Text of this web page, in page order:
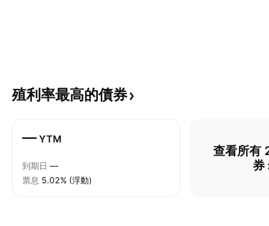
殖利率最高的債券
— YTM
到期日 —
票息 5.02% (浮動)
查看所有
券